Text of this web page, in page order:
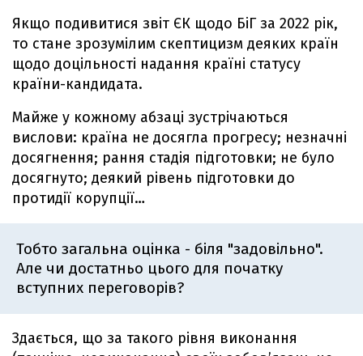
Якщо подивитися звіт ЄК щодо БіГ за 2022 рік,
то стане зрозумілим скептицизм деяких країн
щодо доцільності надання країні статусу
країни-кандидата.
Майже у кожному абзаці зустрічаються
вислови: країна не досягла прогресу; незначні
досягнення; рання стадія підготовки; не було
досягнуто; деякий рівень підготовки до
протидії корупції…
Тобто загальна оцінка - біля "задовільно".
Але чи достатньо цього для початку
вступних переговорів?
Здається, що за такого рівня виконання